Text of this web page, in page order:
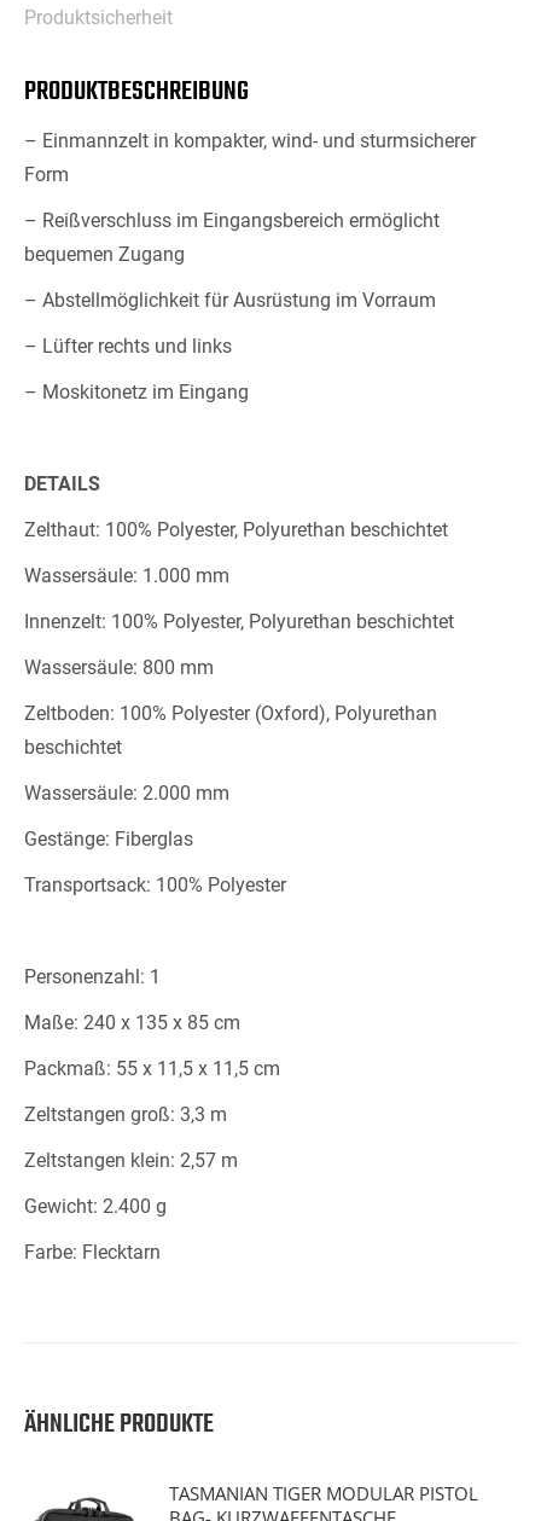
Produktsicherheit
PRODUKTBESCHREIBUNG
– Einmannzelt in kompakter, wind- und sturmsicherer
Form
– Reißverschluss im Eingangsbereich ermöglicht
bequemen Zugang
– Abstellmöglichkeit für Ausrüstung im Vorraum
– Lüfter rechts und links
– Moskitonetz im Eingang
DETAILS
Zelthaut: 100% Polyester, Polyurethan beschichtet
Wassersäule: 1.000 mm
nnenzelt: 100% Polyester, Polyurethan beschichtet
Wassersäule: 800 mm
Zeltboden: 100% Polyester (Oxford), Polyurethan
beschichtet
Wassersäule: 2.000 mm
Gestänge: Fiberglas
Transportsack: 100% Polyester
Personenzahl: 1
Maße: 240 x 135 x 85 cm
Packmaß: 55 x 11,5 x 11,5 cm
Zeltstangen groß: 3,3 m
Zeltstangen klein: 2,57 m
Gewicht: 2.400 g
Farbe: Flecktarn
ÄHNLICHE PRODUKTE
TASMANIAN TIGER MODULAR PISTOL